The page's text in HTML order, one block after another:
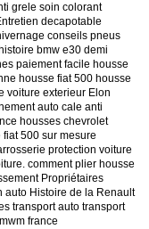
grele soin colorant
decapotable
conseils pneus
histoire bmw e30 demi
paiement facile housse
housse fiat 500 housse
voiture exterieur Elon
auto cale anti
housses chevrolet
fiat 500 sur mesure
protection voiture
comment plier housse
Propriétaires
auto Histoire de la Renault
transport auto transport
france